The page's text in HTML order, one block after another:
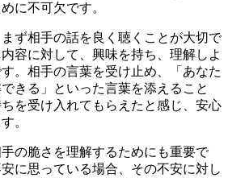
に不可欠です。
ず相手の話を良く聴くことが大切で
容に対して、興味を持ち、理解しよ
。相手の言葉を受け止め、「あなた
きる」といった言葉を添えること
を受け入れてもらえたと感じ、安心
。
の脆さを理解するためにも重要で
に思っている場合、その不安に対し